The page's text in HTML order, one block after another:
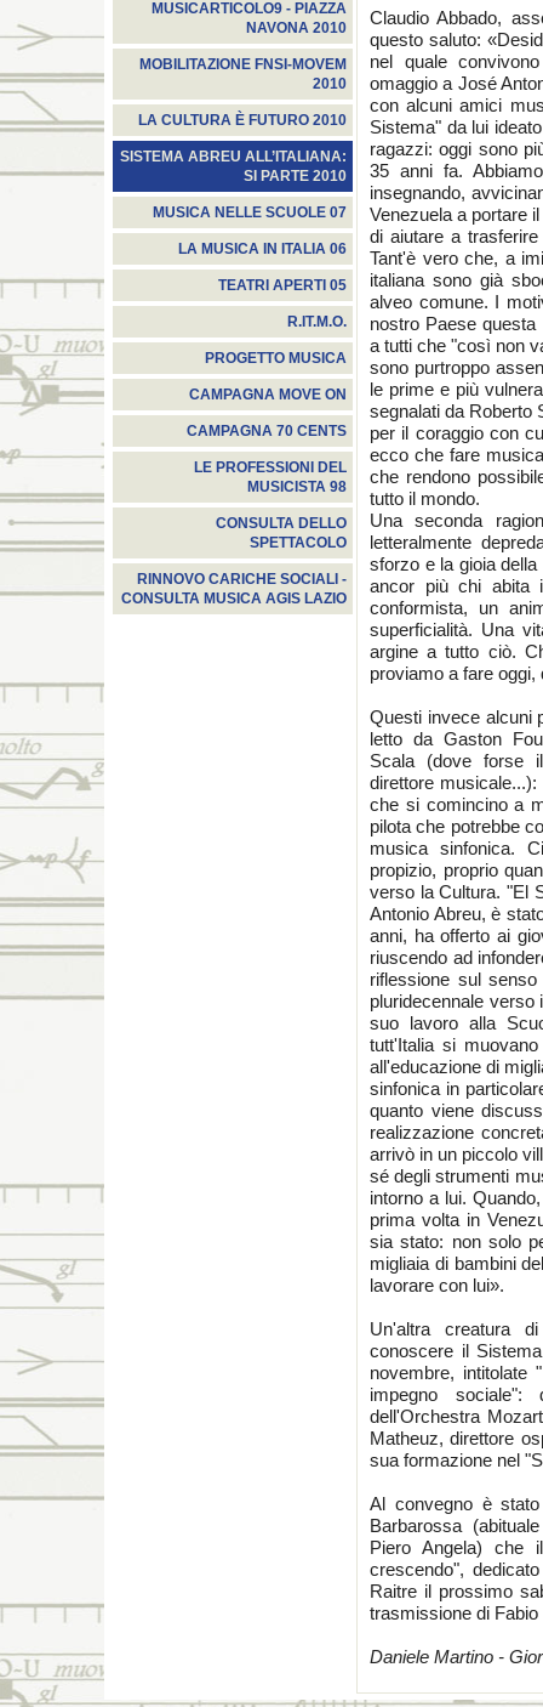
MUSICARTICOLO9 - PIAZZA
NAVONA 2010
MOBILITAZIONE FNSI-MOVEM
2010
LA CULTURA È FUTURO 2010
SISTEMA ABREU ALL’ITALIANA:
SI PARTE 2010
MUSICA NELLE SCUOLE 07
LA MUSICA IN ITALIA 06
TEATRI APERTI 05
R.IT.M.O.
PROGETTO MUSICA
CAMPAGNA MOVE ON
CAMPAGNA 70 CENTS
LE PROFESSIONI DEL
MUSICISTA 98
CONSULTA DELLO
SPETTACOLO
RINNOVO CARICHE SOCIALI -
CONSULTA MUSICA AGIS LAZIO
Claudio Abbado,
questo saluto:
nel quale
omaggio a José
con alcuni amici
Sistema" da lui
ragazzi: oggi sono
35 anni fa.
insegnando,
Venezuela a portare
di aiutare a
Tant'è vero che, a
italiana sono già
alveo comune. I
nostro Paese
a tutti che "così non
sono purtroppo
le prime e più
segnalati da Roberto
per il coraggio con
ecco che fare
che rendono
tutto il mondo.
Una seconda
letteralmente
sforzo e la gioia
ancor più chi abita
conformista, un
superficialità. Una
argine a tutto ciò.
proviamo a fare
Questi invece alcuni
letto da Gaston
Scala (dove forse
direttore
che si comincino a
pilota che potrebbe
musica sinfonica.
propizio, proprio
verso la Cultura. "El
Antonio Abreu, è
anni, ha offerto ai
riuscendo ad
riflessione sul
pluridecennale
suo lavoro alla
tutt'Italia si
all'educazione di
sinfonica in
quanto viene
realizzazione
arrivò in un piccolo
sé degli strumenti
intorno a lui.
prima volta in
sia stato: non solo
migliaia di bambini
lavorare con lui».
Un'altra creatura
conoscere il
novembre, intitolate
impegno sociale":
dell'Orchestra
Matheuz, direttore
sua formazione nel
Al convegno è
Barbarossa
Piero Angela) che
crescendo",
Raitre il prossimo
trasmissione di
Daniele Martino -